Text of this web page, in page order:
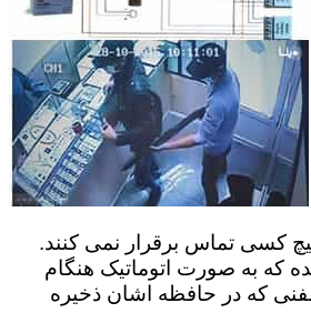
هیچ کسی تماس برقرار نمی کنند.
که به صورت اتوماتیک هنگام
که در حافظه اشان ذخیره